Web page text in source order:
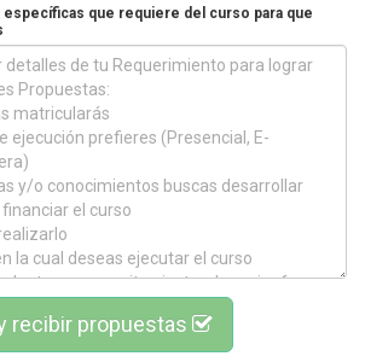
que requiere del curso para que
recibir propuestas